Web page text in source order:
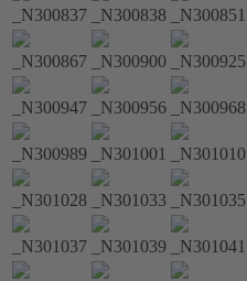
_N300837 _N300838 _N300851
_N300867 _N300900 _N300925
_N300947 _N300956 _N300968
_N300989 _N301001 _N301010
_N301028 _N301033 _N301035
_N301037 _N301039 _N301041